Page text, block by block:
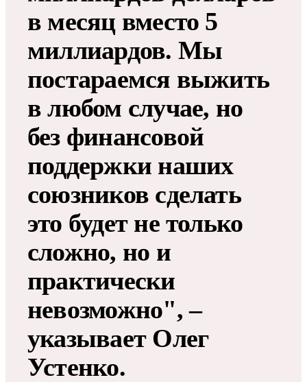
в месяц вместо 5
миллиардов. Мы
постараемся выжить
в любом случае, но
без финансовой
поддержки наших
союзников сделать
это будет не только
сложно, но и
практически
невозможно", –
указывает Олег
Устенко.